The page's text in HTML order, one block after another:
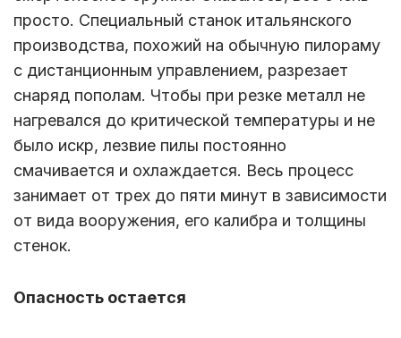
просто. Специальный станок итальянского
производства, похожий на обычную пилораму
с дистанционным управлением, разрезает
снаряд пополам. Чтобы при резке металл не
нагревался до критической температуры и не
было искр, лезвие пилы постоянно
смачивается и охлаждается. Весь процесс
занимает от трех до пяти минут в зависимости
от вида вооружения, его калибра и толщины
стенок.
Опасность остается